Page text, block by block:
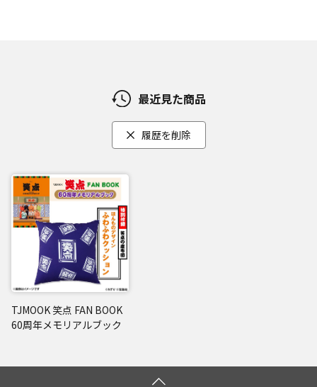
最近見た商品
履歴を削除
TJMOOK 笑点 FAN BOOK
60周年メモリアルブック